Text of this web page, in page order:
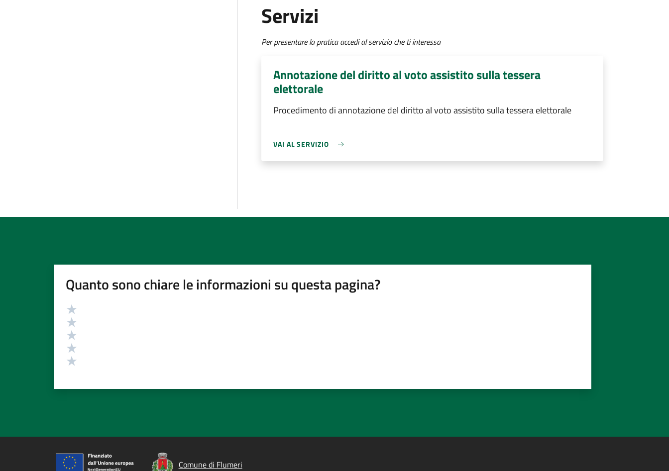
Servizi
Per presentare la pratica accedi al servizio che ti interessa
Annotazione del diritto al voto assistito sulla tessera
elettorale
Procedimento di annotazione del diritto al voto assistito sulla tessera elettorale
VAI AL SERVIZIO
Quanto sono chiare le informazioni su questa pagina?
Valutazione
Comune di Flumeri